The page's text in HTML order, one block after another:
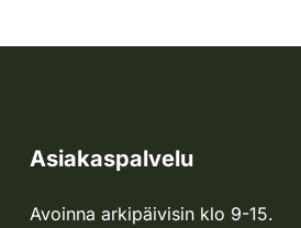
Asiakaspalvelu
Avoinna arkipäivisin klo 9-15.